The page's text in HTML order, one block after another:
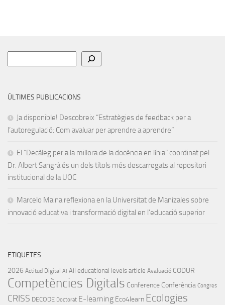
ÚLTIMES PUBLICACIONS
Ja disponible! Descobreix “Estratègies de feedback per a
l’autoregulació: Com avaluar per aprendre a aprendre”
El “Decàleg per a la millora de la docència en línia” coordinat pel
Dr. Albert Sangrà és un dels títols més descarregats al repositori
institucional de la UOC
Marcelo Maina reflexiona en la Universitat de Manizales sobre
innovació educativa i transformació digital en l’educació superior
ETIQUETES
2026 Actitud Digital AI All educational levels article Avaluació CODUR
Competències Digitals Conference Conferència Congres
CRISS DECODE Doctorat E-learning Eco4learn Ecologies